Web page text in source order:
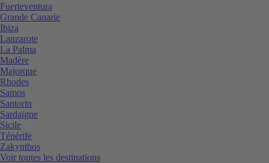
Fuerteventura
Grande Canarie
Ibiza
Lanzarote
La Palma
Madère
Majorque
Rhodes
Samos
Santorin
Sardaigne
Sicile
Ténérife
Zakynthos
Voir toutes les destinations